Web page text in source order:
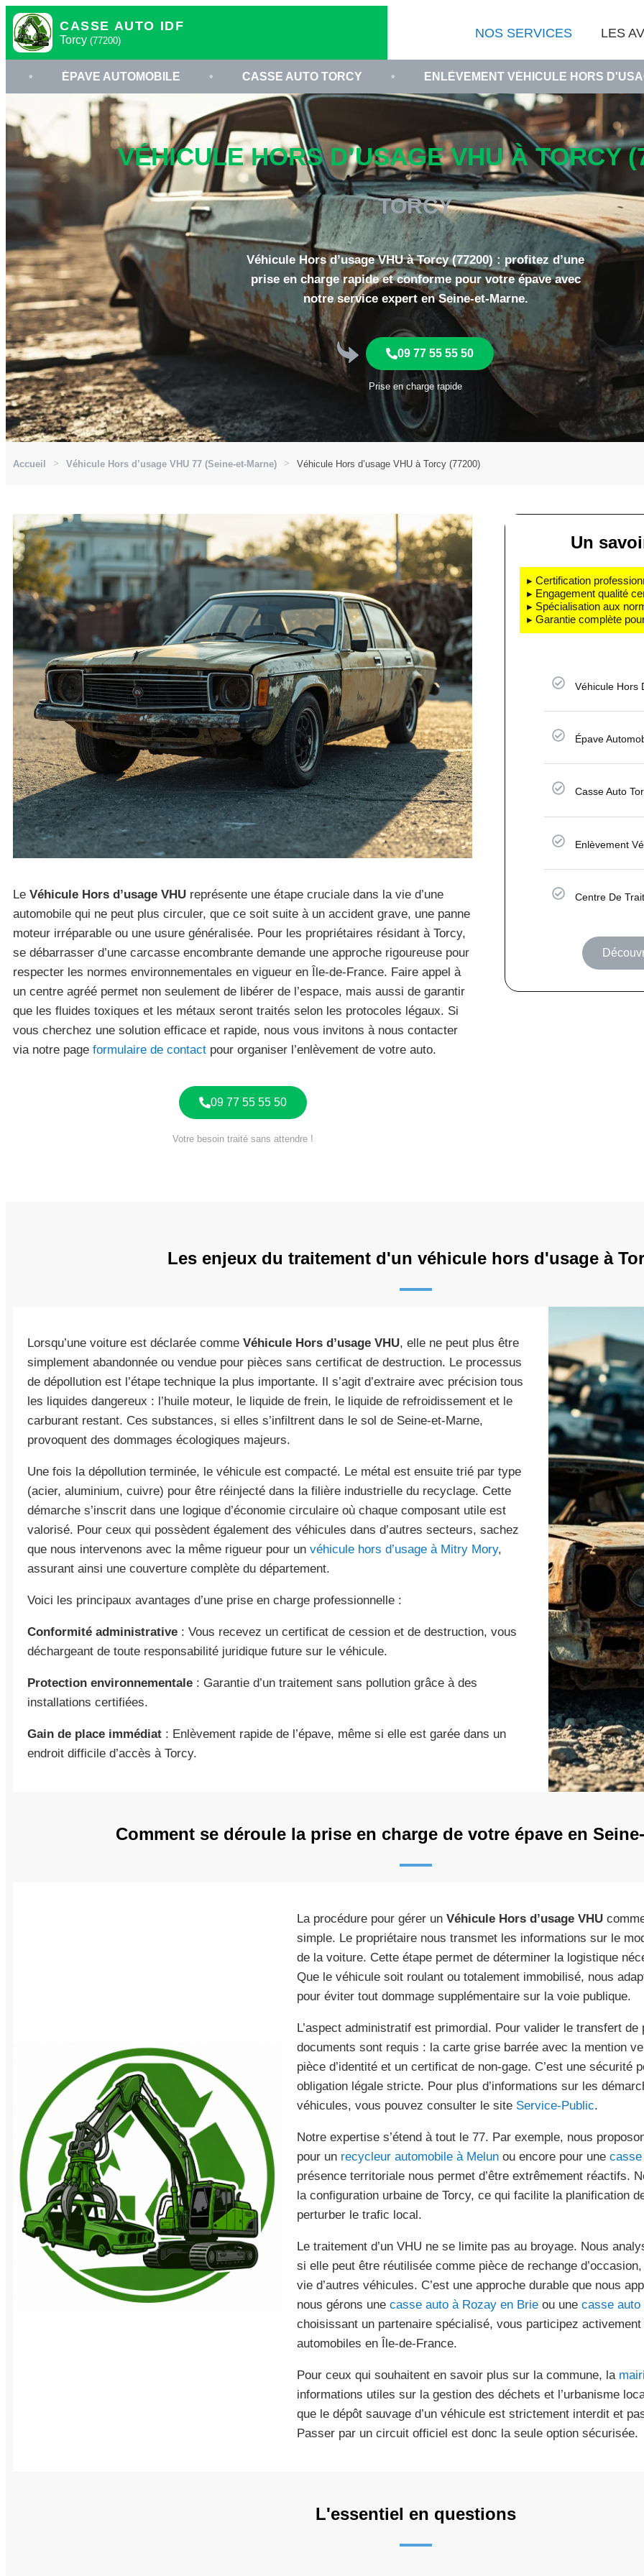
CASSE AUTO IDF
Torcy (77200)
NOS SERVICES LES
AUTOMOBILE • CASSE AUTO TORCY • ENLÈVEMENT VÉHICULE HORS D'USAGE 77200
VÉHICULE HORS D’USAGE VHU À TORCY
TORCY
Véhicule Hors d’usage VHU à Torcy (77200) : profitez d’une
prise en charge rapide et conforme pour votre épave avec
notre service expert en Seine-et-Marne.
09 77 55 55 50
Prise en charge rapide
Accueil Véhicule Hors d’usage VHU 77 (Seine-et-Marne) Véhicule Hors d’usage VHU à Torcy (77200)
Le Véhicule Hors d’usage VHU représente une étape cruciale dans la vie d’une
automobile qui ne peut plus circuler, que ce soit suite à un accident grave, une panne
moteur irréparable ou une usure généralisée. Pour les propriétaires résidant à Torcy,
se débarrasser d’une carcasse encombrante demande une approche rigoureuse pour
respecter les normes environnementales en vigueur en Île-de-France. Faire appel à
un centre agréé permet non seulement de libérer de l’espace, mais aussi de garantir
que les fluides toxiques et les métaux seront traités selon les protocoles légaux. Si
vous cherchez une solution efficace et rapide, nous vous invitons à nous contacter
via notre page formulaire de contact pour organiser l’enlèvement de votre auto.
09 77 55 55 50
Votre besoin traité sans attendre !
Un
▸ Certification
▸ Engagement qualité
▸ Spécialisation aux
▸ Garantie complète
Véhicule Hors
Épave
Casse Auto
Enlèvement
Centre De
Les enjeux du traitement d'un véhicule hors d'usage à
Lorsqu’une voiture est déclarée comme Véhicule Hors d’usage VHU, elle ne peut plus être
simplement abandonnée ou vendue pour pièces sans certificat de destruction. Le processus
de dépollution est l’étape technique la plus importante. Il s’agit d’extraire avec précision tous
les liquides dangereux : l’huile moteur, le liquide de frein, le liquide de refroidissement et le
carburant restant. Ces substances, si elles s’infiltrent dans le sol de Seine-et-Marne,
provoquent des dommages écologiques majeurs.
Une fois la dépollution terminée, le véhicule est compacté. Le métal est ensuite trié par type
(acier, aluminium, cuivre) pour être réinjecté dans la filière industrielle du recyclage. Cette
démarche s’inscrit dans une logique d’économie circulaire où chaque composant utile est
valorisé. Pour ceux qui possèdent également des véhicules dans d’autres secteurs, sachez
que nous intervenons avec la même rigueur pour un véhicule hors d’usage à Mitry Mory,
assurant ainsi une couverture complète du département.
Voici les principaux avantages d’une prise en charge professionnelle :
Conformité administrative : Vous recevez un certificat de cession et de destruction, vous
déchargeant de toute responsabilité juridique future sur le véhicule.
Protection environnementale : Garantie d’un traitement sans pollution grâce à des
installations certifiées.
Gain de place immédiat : Enlèvement rapide de l’épave, même si elle est garée dans un
endroit difficile d’accès à Torcy.
Comment se déroule la prise en charge de votre épave en
La procédure pour gérer un Véhicule Hors d’usage VHU
simple. Le propriétaire nous transmet les informations sur le
de la voiture. Cette étape permet de déterminer la logistique
Que le véhicule soit roulant ou totalement immobilisé, nous
pour éviter tout dommage supplémentaire sur la voie publique.
L’aspect administratif est primordial. Pour valider le transfert
documents sont requis : la carte grise barrée avec la mention
pièce d’identité et un certificat de non-gage. C’est une sécurité
obligation légale stricte. Pour plus d’informations sur les
véhicules, vous pouvez consulter le site Service-Public.
Notre expertise s’étend à tout le 77. Par exemple, nous
pour un recycleur automobile à Melunou encore pour une casse
présence territoriale nous permet d’être extrêmement réactifs.
la configuration urbaine de Torcy, ce qui facilite la planification
perturber le trafic local.
Le traitement d’un VHU ne se limite pas au broyage. Nous
si elle peut être réutilisée comme pièce de rechange
vie d’autres véhicules. C’est une approche durable que nous
nous gérons une casse auto à Rozay en Brieou une casse auto
choisissant un partenaire spécialisé, vous participez
automobiles en Île-de-France.
Pour ceux qui souhaitent en savoir plus sur la commune, la
informations utiles sur la gestion des déchets et l’urbanisme
que le dépôt sauvage d’un véhicule est strictement interdit et
Passer par un circuit officiel est donc la seule option sécurisée.
L'essentiel en questions